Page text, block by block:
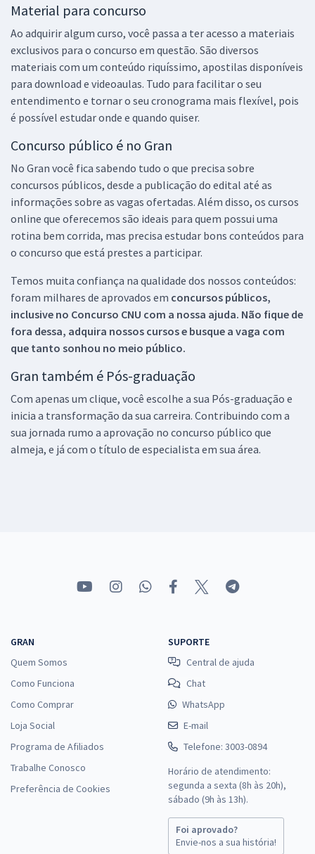
Material para concurso
Ao adquirir algum curso, você passa a ter acesso a materiais
exclusivos para o concurso em questão. São diversos
materiais com um conteúdo riquíssimo, apostilas disponíveis
para download e videoaulas. Tudo para facilitar o seu
entendimento e tornar o seu cronograma mais flexível, pois
é possível estudar onde e quando quiser.
Concurso público é no Gran
No Gran você fica sabendo tudo o que precisa sobre
concursos públicos, desde a publicação do edital até as
informações sobre as vagas ofertadas. Além disso, os cursos
online que oferecemos são ideais para quem possui uma
rotina bem corrida, mas precisa estudar bons conteúdos para
o concurso que está prestes a participar.
Temos muita confiança na qualidade dos nossos conteúdos:
foram milhares de aprovados em concursos públicos,
inclusive no Concurso CNU com a nossa ajuda. Não fique de
fora dessa, adquira nossos cursos e busque a vaga com
que tanto sonhou no meio público.
Gran também é Pós-graduação
Com apenas um clique, você escolhe a sua Pós-graduação e
inicia a transformação da sua carreira. Contribuindo com a
sua jornada rumo a aprovação no concurso público que
almeja, e já com o título de especialista em sua área.
GRAN
Quem Somos
Como Funciona
Como Comprar
Loja Social
Programa de Afiliados
Trabalhe Conosco
Preferência de Cookies
SUPORTE
Central de ajuda
Chat
WhatsApp
E-mail
Telefone: 3003-0894
Horário de atendimento:
segunda a sexta (8h às 20h),
sábado (9h às 13h).
Foi aprovado?
Envie-nos a sua história!